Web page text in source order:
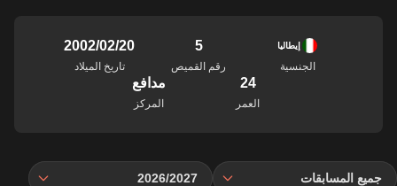
إيطاليا
الجنسية
5
رقم القميص
20‏/02‏/2002
تاريخ الميلاد
24
العمر
مدافع
المركز
جميع المسابقات 2026/2027